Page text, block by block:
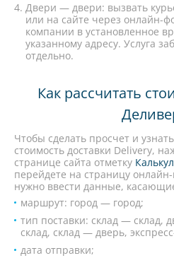
Двери — двери: вызвать
или на сайте через онлайн-
компании в установленное
указанному адресу. Услуга
отдельно.
Как рассчитать
Чтобы сделать просчет и
стоимость доставки Delivery,
странице сайта отметку
перейдете на страницу
нужно ввести данные,
маршрут: город — город;
тип поставки: склад —
склад, склад — дверь,
дата отправки;